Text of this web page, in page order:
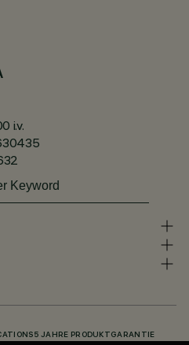
i.v.
5 JAHRE PRODUKTGARANTIE